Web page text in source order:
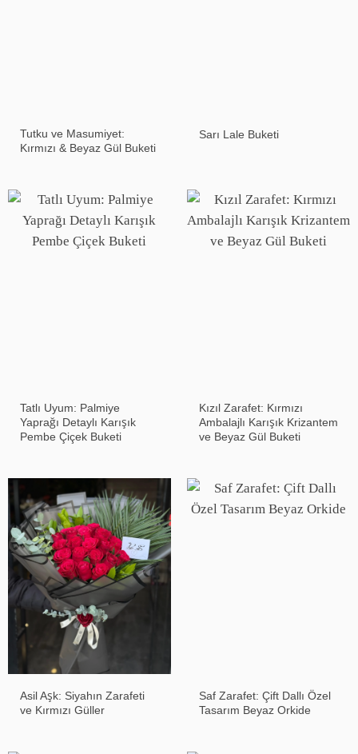
Tutku ve Masumiyet:
Kırmızı & Beyaz Gül Buketi
Sarı Lale Buketi
Tatlı Uyum: Palmiye
Yaprağı Detaylı Karışık
Pembe Çiçek Buketi
Kızıl Zarafet: Kırmızı
Ambalajlı Karışık Krizantem
ve Beyaz Gül Buketi
Asil Aşk: Siyahın Zarafeti
ve Kırmızı Güller
Saf Zarafet: Çift Dallı Özel
Tasarım Beyaz Orkide